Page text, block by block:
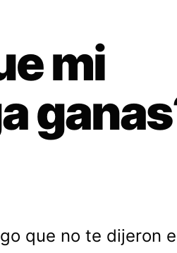
mi
que no te dijeron